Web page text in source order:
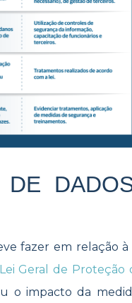
DE
fazer em relação
Lei Geral de Proteção
o impacto da